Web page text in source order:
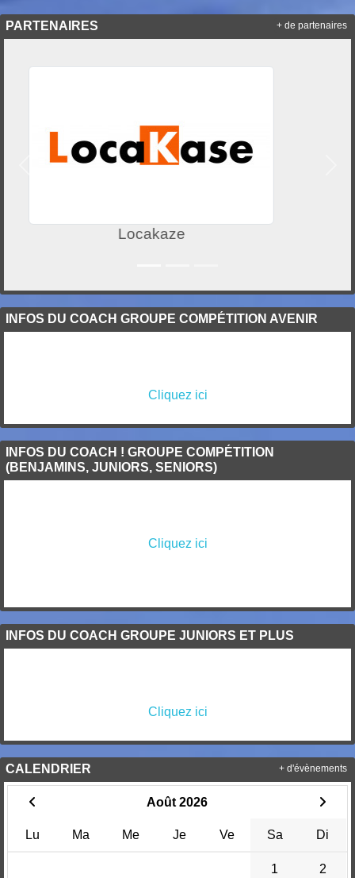
PARTENAIRES
Mairie de Saint-Brieuc
+ de partenaires
INFOS DU COACH GROUPE COMPÉTITION AVENIR
Cliquez ici
INFOS DU COACH ! GROUPE COMPÉTITION
(BENJAMINS, JUNIORS, SENIORS)
Cliquez ici
INFOS DU COACH GROUPE JUNIORS ET PLUS
Cliquez ici
CALENDRIER
Août 2026
Lu Ma Me Je Ve Sa Di
1 2
+ d'évènements